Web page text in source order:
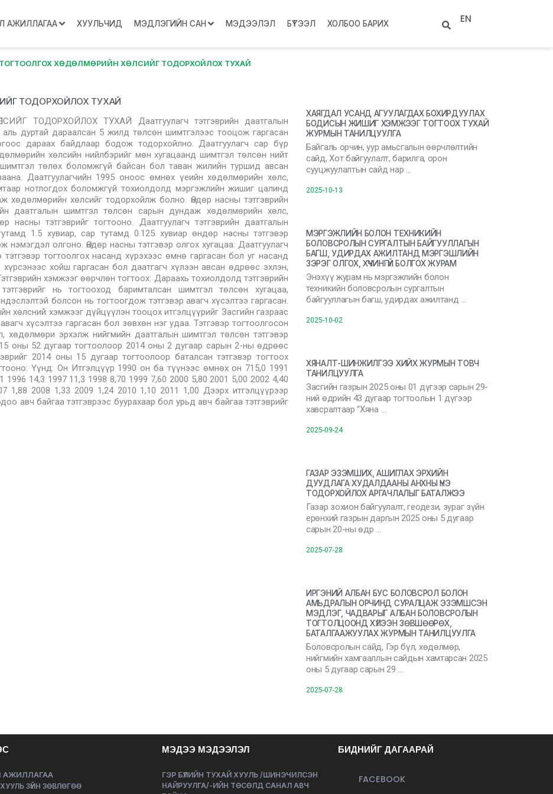
АЖИЛЛАГАА ХУУЛЬЧИД МЭДЛЭГИЙН САН МЭДЭЭЛЭЛ БҮТЭЭЛ ХОЛБОО БАРИХ EN
ТОГТООЛГОХ ХӨДӨЛМӨРИЙН ХӨЛСИЙГ ТОДОРХОЙЛОХ ТУХАЙ
ТОДОРХОЙЛОХ ТУХАЙ
ТОДОРХОЙЛОХ ТУХАЙ Даатгуулагч тэтгэврийн даатгалын
дуртай дараалсан 5 жилд төлсөн шимтгэлээс тооцож гаргасан
дараах байдлаар бодож тодорхойлно. Даатгуулагч сар бүр
хөлсийн нийлбэрийг мөн хугацаанд шимтгэл төлсөн нийт
төлөх боломжгүй байсан бол таван жилийн туршид авсан
Даатгуулагчийн 1995 оноос өмнөх үеийн хөдөлмөрийн хөлс,
нотлогдох боломжгүй тохиолдолд мэргэжлийн жишиг цалинд
хөдөлмөрийн хөлсийг тодорхойлж болно. Өндөр насны тэтгэврийн
даатгалын шимтгэл төлсөн сарын дундаж хөдөлмөрийн хөлс,
насны тэтгэврийг тогтооно. Даатгуулагч тэтгэврийн даатгалын
1.5 хувиар, сар тутамд 0.125 хувиар өндөр насны тэтгэвэр
олгоно. Өндөр насны тэтгэвэр олгох хугацаа: Даатгуулагч
тогтоолгох насанд хүрэхээс өмнө гаргасан бол уг насанд
хойш гаргасан бол даатгагч хүлээн авсан өдрөөс эхлэн,
хэмжээг өөрчлөн тогтоох: Дараахь тохиолдолд тэтгэврийн
нь тогтооход баримталсан шимтгэл төлсөн хугацаа,
болсон нь тогтоогдож тэтгэвэр авагч хүсэлтээ гаргасан.
хөлсний хэмжээг дүйцүүлэн тооцох итгэлцүүрийг Засгийн газраас
хүсэлтээ гаргасан бол зөвхөн нэг удаа. Тэтгэвэр тогтоолгосон
эрхэлж нийгмийн даатгалын шимтгэл төлсөн тэтгэвэр
оны 52 дугаар тогтоолоор 2014 оны 2 дугаар сарын 2-ны өдрөөс
2014 оны 15 дугаар тогтоолоор баталсан тэтгэвэр тогтоох
Үүнд: Он Итгэлцүүр 1990 он ба түүнээс өмнөх он 715,0 1991
1996 14,3 1997 11,3 1998 8,70 1999 7,60 2000 5,80 2001 5,00 2002 4,40
1,88 2008 1,33 2009 1,24 2010 1,10 2011 1,00 Дээрх итгэлцүүрээр
авч байгаа тэтгэврээс буурахаар бол урьд авч байгаа тэтгэврийг
ХАЯГДАЛ УСАНД АГУУЛАГДАХ БОХИРДУУЛАХ
БОДИСЫН ЖИШИГ ХЭМЖЭЭГ ТОГТООХ ТУХАЙ
ЖУРМЫН ТАНИЛЦУУЛГА
Байгаль орчин, уур амьсгалын өөрчлөлтийн
сайд, Хот байгуулалт, барилга, орон
сууцжуулалтын сайд нар …
2025-10-13
МЭРГЭЖЛИЙН БОЛОН ТЕХНИКИЙН
БОЛОВСРОЛЫН СУРГАЛТЫН БАЙГУУЛЛАГЫН
БАГШ, УДИРДАХ АЖИЛТАНД МЭРГЭШЛИЙН
ЗЭРЭГ ОЛГОХ, ХҮЧИНГҮЙ БОЛГОХ ЖУРАМ
Энэхүү журам нь мэргэжлийн болон
техникийн боловсролын сургалтын
байгууллагын багш, удирдах ажилтанд …
2025-10-02
ХЯНАЛТ-ШИНЖИЛГЭЭ ХИЙХ ЖУРМЫН ТОВЧ
ТАНИЛЦУУЛГА
Засгийн газрын 2025 оны 01 дүгээр сарын 29-
ний өдрийн 43 дугаар тогтоолын 1 дүгээр
хавсралтаар “Хяна …
2025-09-24
ГАЗАР ЭЗЭМШИХ, АШИГЛАХ ЭРХИЙН
ДУУДЛАГА ХУДАЛДААНЫ АНХНЫ ҮНЭ
ТОДОРХОЙЛОХ АРГАЧЛАЛЫГ БАТАЛЖЭЭ
Газар зохион байгуулалт, геодези, зураг зүйн
ерөнхий газрын даргын 2025 оны 5 дугаар
сарын 20-ны өдр …
2025-07-28
ИРГЭНИЙ АЛБАН БУС БОЛОВСРОЛ БОЛОН
АМЬДРАЛЫН ОРЧИНД СУРАЛЦАЖ ЭЗЭМШСЭН
МЭДЛЭГ, ЧАДВАРЫГ АЛБАН БОЛОВСРОЛЫН
ТОГТОЛЦООНД ХҮЛЭЭН ЗӨВШӨӨРӨХ,
БАТАЛГААЖУУЛАХ ЖУРМЫН ТАНИЛЦУУЛГА
Боловсролын сайд, Гэр бүл, хөдөлмөр,
нийгмийн хамгааллын сайдын хамтарсан 2025
оны 5 дугаар сарын 29 …
2025-07-28
АЖИЛЛАГАА
ХУУЛЬ ЗҮЙН ЗӨВЛӨГӨӨ
МЭДЭЭ МЭДЭЭЛЭЛ
ГЭР БҮЛИЙН ТУХАЙ ХУУЛЬ /ШИНЭЧИЛСЭН
НАЙРУУЛГА/-ИЙН ТӨСӨЛД САНАЛ АВЧ
БИДНИЙГ ДАГААРАЙ
FACEBOOK